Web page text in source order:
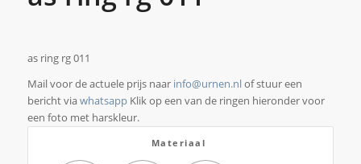
as ring rg 011
Mail voor de actuele prijs naar info@urnen.nlof stuur een
bericht viawhatsappKlik op een van de ringen hieronder voor
een foto met harskleur.
Materiaal